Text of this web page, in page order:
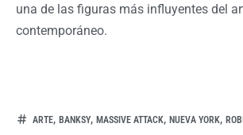
una de las figuras más influyentes del
contemporáneo.
ARTE, BANKSY, MASSIVE ATTACK, NUEVA YORK,